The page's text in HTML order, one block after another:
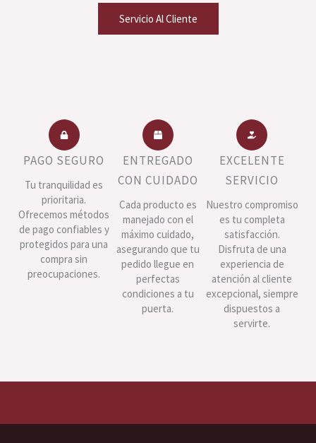
Servicio Al Cliente
PAGO SEGURO
Tu tranquilidad es
prioritaria.
Ofrecemos métodos
de pago confiables y
protegidos para una
compra sin
preocupaciones.
ENTREGADO
CON CUIDADO
Cada producto es
manejado con el
máximo cuidado,
asegurando que tu
pedido llegue en
perfectas
condiciones a tu
puerta.
EXCELENTE
SERVICIO
Nuestro compromiso
es tu completa
satisfacción.
Disfruta de una
experiencia de
atención al cliente
excepcional, siempre
dispuestos a
servirte.